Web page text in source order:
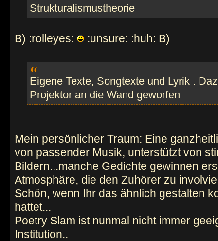
Strukturalismustheorie
B) :rolleyes: :unsure: :huh: B)
Eigene Texte, Songtexte und Lyrik .
Projektor an die Wand geworfen
Mein persönlicher Traum: Eine
von passender Musik, unterstützt von
Bildern...manche Gedichte gewinnen
Atmosphäre, die den Zuhörer zu
Schön, wenn Ihr das ähnlich gestalten
hattet...
Poetry Slam ist nunmal nicht immer
Institution..